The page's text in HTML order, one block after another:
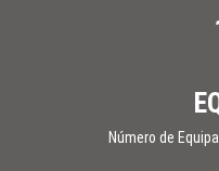
Número de